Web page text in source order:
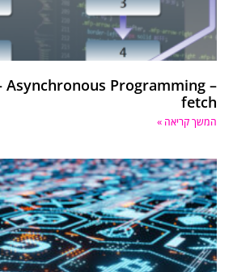
Asynchronous Programming –
fetch
המשך קריאה »